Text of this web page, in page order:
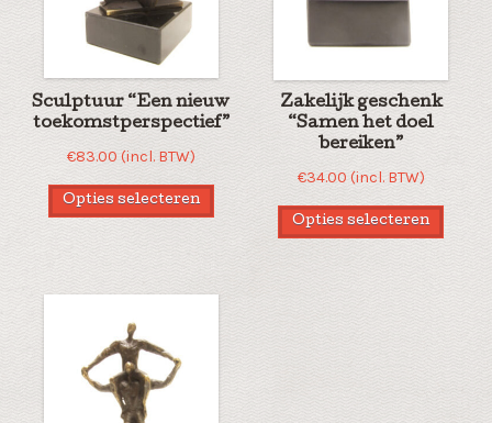
Sculptuur “Een nieuw
toekomstperspectief”
€83.00 (incl. BTW)
Opties selecteren
Zakelijk geschenk
“Samen het doel
bereiken”
€34.00 (incl. BTW)
Opties selecteren